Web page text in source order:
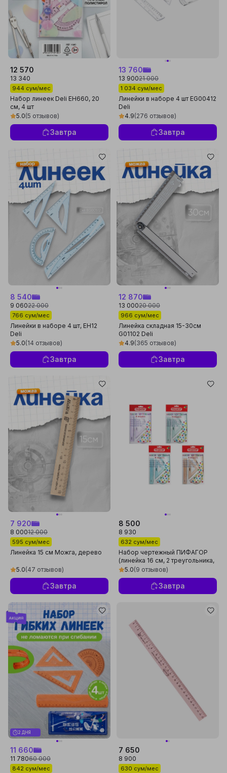
12 570
13 340
944 сум/мес
Набор линеек Deli EH660, 20
см, 4 шт
5.0(5 отзывов)
Завтра
13 760
13 90021 000
1 034 сум/мес
Линейки в наборе 4 шт EG00412
Deli
4.9(276 отзывов)
Завтра
8 540
9 06022 000
766 сум/мес
Линейки в наборе 4 шт, EH12
Deli
5.0(14 отзывов)
Завтра
12 870
13 00020 000
966 сум/мес
Линейка складная 15-30см
G01102 Deli
4.9(365 отзывов)
Завтра
7 920
8 00012 000
595 сум/мес
Линейка 15 см Можга, дерево
5.0(47 отзывов)
Завтра
8 500
8 930
632 сум/мес
Набор чертежный ПИФАГОР
(линейка 16 см, 2 треугольника,
транспортир), прозрачный,
210855
5.0(9 отзывов)
Завтра
2 ДНЯ
11 660
11 78060 000
842 сум/мес
7 650
8 900
630 сум/мес